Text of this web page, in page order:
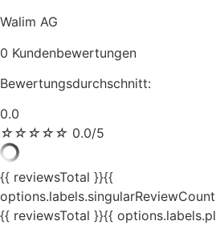
Walim AG
0 Kundenbewertungen
Bewertungsdurchschnitt:
0.0
☆☆☆☆☆ 0.0/5
{{ reviewsTotal }}{{
{{ reviewsTotal }}{{